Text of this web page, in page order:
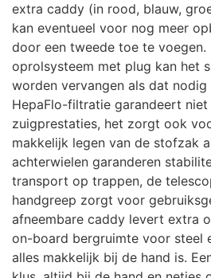
extra caddy (in rood, blauw,
kan eventueel voor nog meer
door een tweede toe te voegen.
oprolsysteem met plug kan het
worden vervangen als dat
HepaFlo-filtratie garandeert niet
zuigprestaties, het zorgt ook
makkelijk legen van de stofzak
achterwielen garanderen
transport op trappen, de
handgreep zorgt voor
afneembare caddy levert extra
on-board bergruimte voor steel
alles makkelijk bij de hand is.